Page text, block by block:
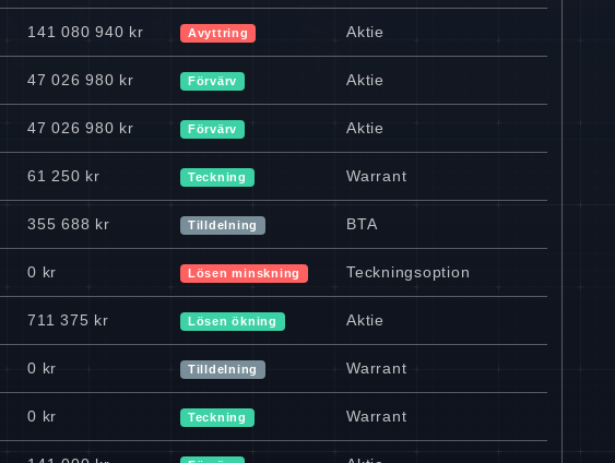
141 080 940 kr Avyttring Aktie
47 026 980 kr Förvärv Aktie
47 026 980 kr Förvärv Aktie
61 250 kr Teckning Warrant
355 688 kr Tilldelning BTA
0 kr Lösen minskning Teckningsoption
711 375 kr Lösen ökning Aktie
0 kr Tilldelning Warrant
0 kr Teckning Warrant